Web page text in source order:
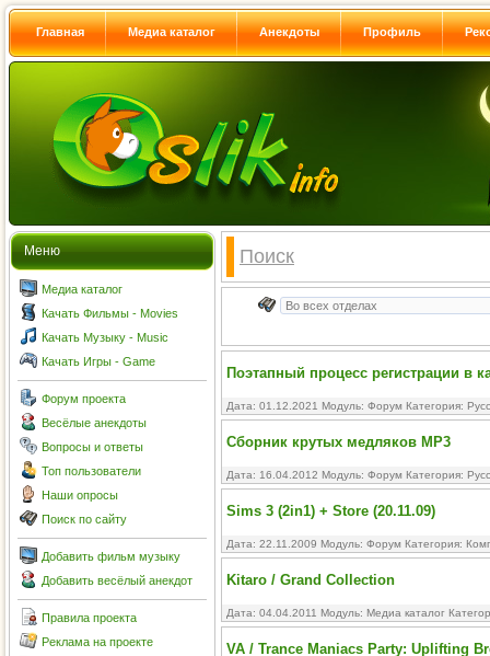
Главная Медиа каталог Анекдоты Профиль
Меню
Медиа каталог
Качать Фильмы - Movies
Качать Музыку - Music
Качать Игры - Game
Форум проекта
Весёлые анекдоты
Вопросы и ответы
Топ пользователи
Наши опросы
Поиск по сайту
Добавить фильм музыку
Добавить весёлый анекдот
Правила проекта
Реклама на проекте
Поиск
Поэтапный процесс регистрации в
Дата: 01.12.2021 Модуль: Форум Категория:
Сборник крутых медляков MP3
Дата: 16.04.2012 Модуль: Форум Категория:
Sims 3 (2in1) + Store (20.11.09)
Дата: 22.11.2009 Модуль: Форум Категория:
Kitaro / Grand Collection
Дата: 04.04.2011 Модуль: Медиа каталог
VA / Trance Maniacs Party: Uplifting